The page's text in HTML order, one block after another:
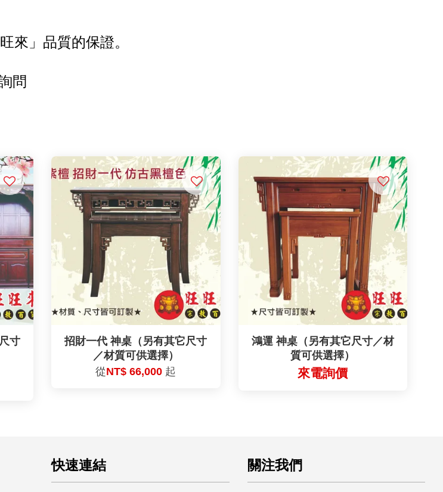
來」品質的保證。
問
寸
招財一代 神桌（另有其它尺寸
／材質可供選擇）
從NT$ 66,000 起
鴻運 神桌（另有其它尺寸／材
質可供選擇）
來電詢價
快速連結 關注我們